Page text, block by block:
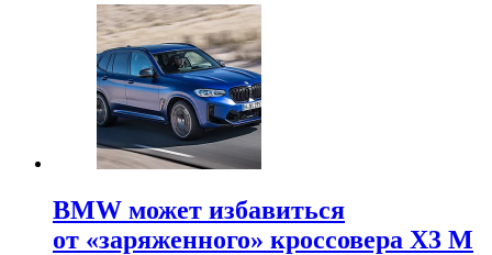
BMW может избавиться
от «заряженного» кроссовера X3 M